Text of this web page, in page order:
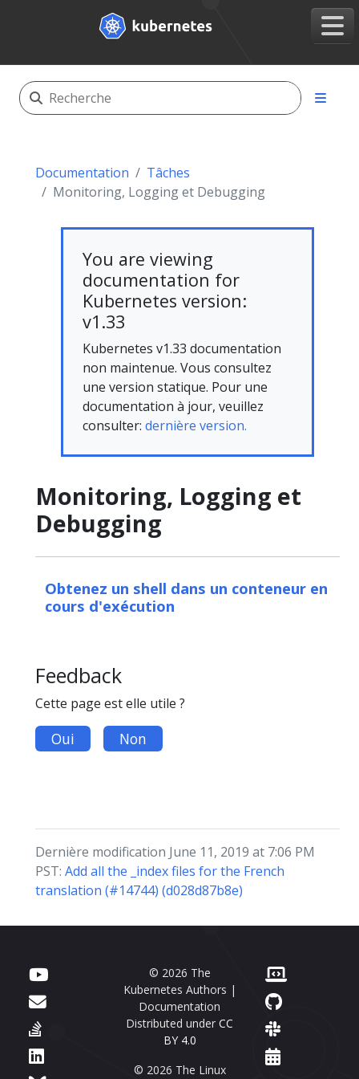
Documentation
Tâches
Monitoring, Logging et Debugging
You are viewing
documentation for
Kubernetes version:
v1.33
Kubernetes v1.33 documentation
non maintenue. Vous consultez
une version statique. Pour une
documentation à jour, veuillez
consulter: dernière version.
Monitoring, Logging et
Debugging
Obtenez un shell dans un conteneur en
cours d'exécution
Feedback
Cette page est elle utile ?
Oui Non
Dernière modification June 11, 2019 at 7:06 PM
PST: Add all the _index files for the French
translation (#14744) (d028d87b8e)
© 2026 The
Kubernetes Authors |
Documentation
Distributed under CC
BY 4.0
© 2026 The Linux